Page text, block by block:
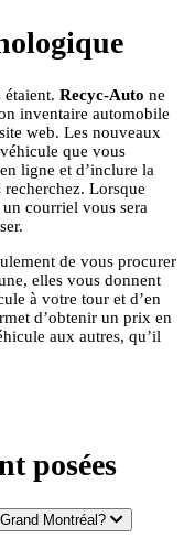
étaient. Recyc-Auto ne
inventaire automobile
web. Les nouveaux
que vous
ligne et d’inclure la
Lorsque
un courriel vous sera
de vous procurer
elles vous donnent
à votre tour et d’en
d’obtenir un prix en
aux autres, qu’il
posées
Montréal?